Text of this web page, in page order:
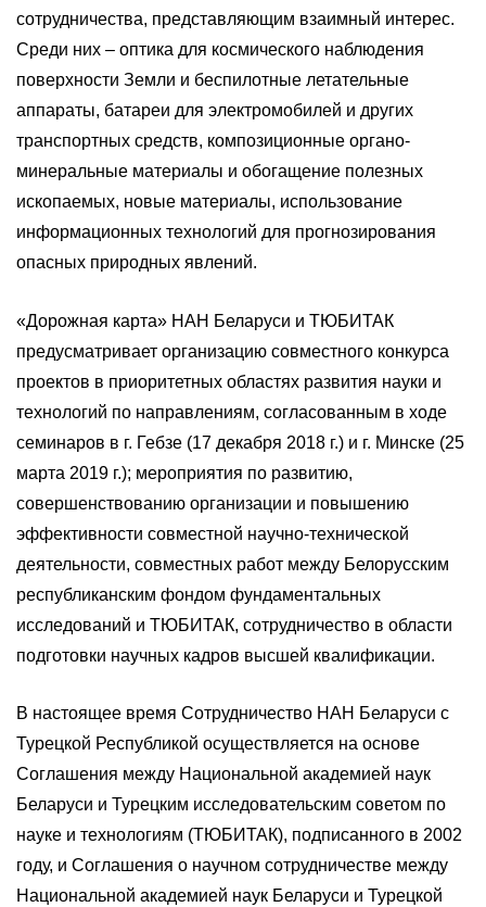
сотрудничества, представляющим взаимный интерес.
Среди них – оптика для космического наблюдения
поверхности Земли и беспилотные летательные
аппараты, батареи для электромобилей и других
транспортных средств, композиционные органо-
минеральные материалы и обогащение полезных
ископаемых, новые материалы, использование
информационных технологий для прогнозирования
опасных природных явлений.
«Дорожная карта» НАН Беларуси и ТЮБИТАК
предусматривает организацию совместного конкурса
проектов в приоритетных областях развития науки и
технологий по направлениям, согласованным в ходе
семинаров в г. Гебзе (17 декабря 2018 г.) и г. Минске (25
марта 2019 г.); мероприятия по развитию,
совершенствованию организации и повышению
эффективности совместной научно-технической
деятельности, совместных работ между Белорусским
республиканским фондом фундаментальных
исследований и ТЮБИТАК, сотрудничество в области
подготовки научных кадров высшей квалификации.
В настоящее время Сотрудничество НАН Беларуси с
Турецкой Республикой осуществляется на основе
Соглашения между Национальной академией наук
Беларуси и Турецким исследовательским советом по
науке и технологиям (ТЮБИТАК), подписанного в 2002
году, и Соглашения о научном сотрудничестве между
Национальной академией наук Беларуси и Турецкой